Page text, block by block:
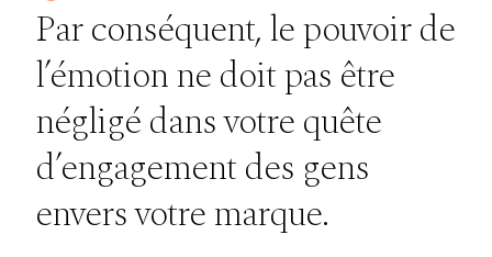
Par conséquent, le pouvoir de
l’émotion ne doit pas être
négligé dans votre quête
d’engagement des gens
envers votre marque.